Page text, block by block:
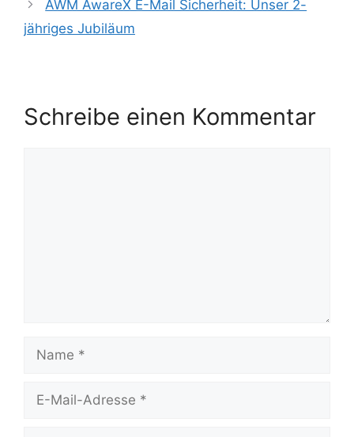
AWM AwareX E-Mail Sicherheit: Unser 2-
jähriges Jubiläum
Schreibe einen Kommentar